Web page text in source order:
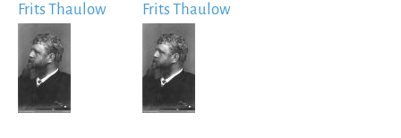
Frits Thaulow
Image
Frits Thaulow
Image